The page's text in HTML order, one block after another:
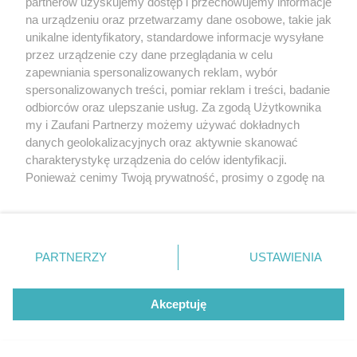
opuściło Polskę pod przymusem
na urządzeniu oraz przetwarzamy dane osobowe, takie jak
unikalne identyfikatory, standardowe informacje wysyłane
przez urządzenie czy dane przeglądania w celu
zapewniania spersonalizowanych reklam, wybór
spersonalizowanych treści, pomiar reklam i treści, badanie
odbiorców oraz ulepszanie usług. Za zgodą Użytkownika
my i Zaufani Partnerzy możemy używać dokładnych
danych geolokalizacyjnych oraz aktywnie skanować
charakterystykę urządzenia do celów identyfikacji.
Ponieważ cenimy Twoją prywatność, prosimy o zgodę na
znajdujący się w lewym dolnym rogu strony
. Niektóre
rodzaje przetwarzania danych nie wymagają zgody
użytkownika, ale masz prawo sprzeciwić się takiemu
przetwarzaniu. Preferencje będą miały zastosowania tylko
na tej witrynie.
PARTNERZY USTAWIENIA
Akceptuję